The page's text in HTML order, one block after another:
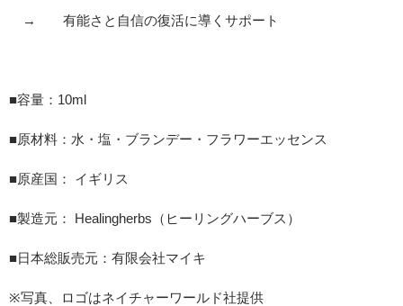
→ 有能さと自信の復活に導くサポート
■容量：10ml
■原材料：水・塩・ブランデー・フラワーエッセンス
■原産国： イギリス
■製造元： Healingherbs（ヒーリングハーブス）
■日本総販売元：有限会社マイキ
※写真、ロゴはネイチャーワールド社提供